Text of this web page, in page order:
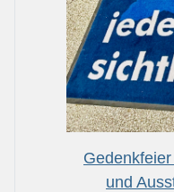
und